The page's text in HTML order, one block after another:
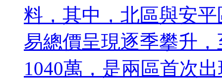
料，其中，北區與安
易總價呈現逐季攀升
1040萬，是兩區首次